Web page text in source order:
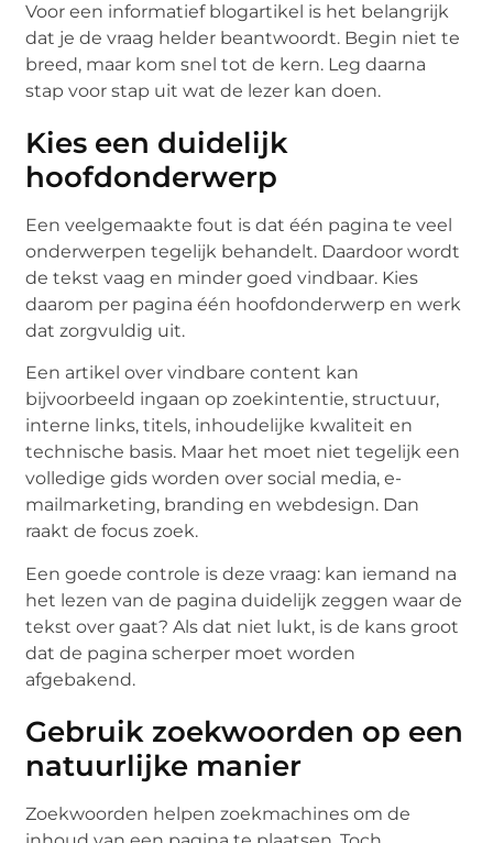
Voor een informatief blogartikel is het belangrijk
dat je de vraag helder beantwoordt. Begin niet te
breed, maar kom snel tot de kern. Leg daarna
stap voor stap uit wat de lezer kan doen.
Kies een duidelijk
hoofdonderwerp
Een veelgemaakte fout is dat één pagina te veel
onderwerpen tegelijk behandelt. Daardoor wordt
de tekst vaag en minder goed vindbaar. Kies
daarom per pagina één hoofdonderwerp en werk
dat zorgvuldig uit.
Een artikel over vindbare content kan
bijvoorbeeld ingaan op zoekintentie, structuur,
interne links, titels, inhoudelijke kwaliteit en
technische basis. Maar het moet niet tegelijk een
volledige gids worden over social media, e-
mailmarketing, branding en webdesign. Dan
raakt de focus zoek.
Een goede controle is deze vraag: kan iemand na
het lezen van de pagina duidelijk zeggen waar de
tekst over gaat? Als dat niet lukt, is de kans groot
dat de pagina scherper moet worden
afgebakend.
Gebruik zoekwoorden op een
natuurlijke manier
Zoekwoorden helpen zoekmachines om de